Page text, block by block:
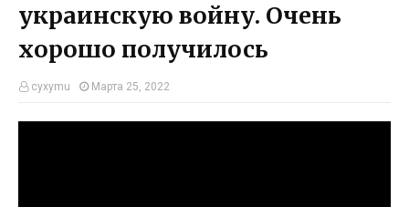
украинскую войну. Очень
хорошо получилось
cyxymu Марта 25, 2022